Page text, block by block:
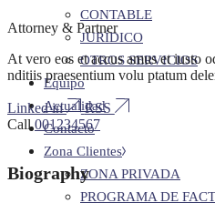
CONTABLE
JURÍDICO
OTROS SERVICIOS
Equipo
Actualidad
Contacto
Zona Clientes
ZONA PRIVADA
PROGRAMA DE
Attorney & Partner
At vero eos et accus amus et iusto
nditiis praesentium volu ptatum
Linked in
RSS
Call 001234567
Biography